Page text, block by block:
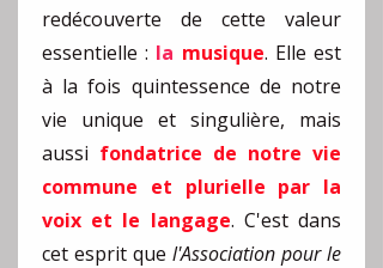
redécouverte de cette valeur
essentielle : la musique. Elle est
à la fois quintessence de notre
vie unique et singulière, mais
aussi fondatrice de notre vie
commune et plurielle par la
voix et le langage. C'est dans
cet esprit que l'Association pour le